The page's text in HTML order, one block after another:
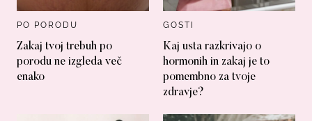
PO PORODU
Zakaj tvoj trebuh po
porodu ne izgleda več
enako
GOSTI
Kaj usta razkrivajo o
hormonih in zakaj je to
pomembno za tvoje
zdravje?